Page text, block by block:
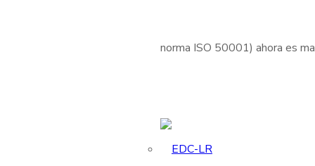
norma ISO 50001) ahora es